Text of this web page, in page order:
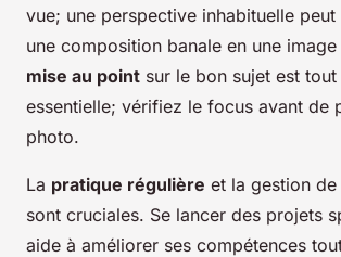
vue; une perspective inhabituelle
une composition banale en une
mise au point sur le bon sujet est tout
essentielle; vérifiez le focus avant de
photo.
La pratique régulière et la gestion
sont cruciales. Se lancer des projets
aide à améliorer ses compétences